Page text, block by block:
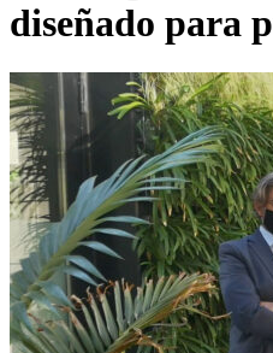
diseñado para